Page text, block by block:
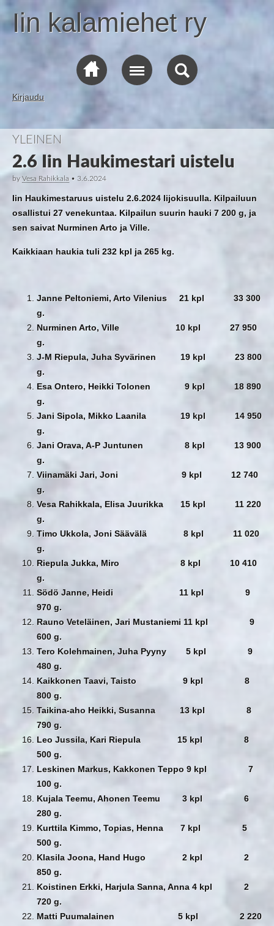
Iin kalamiehet ry
Kirjaudu
YLEINEN
2.6 Iin Haukimestari uistelu
by Vesa Rahikkala • 3.6.2024
Iin Haukimestaruus uistelu 2.6.2024 Iijokisuulla. Kilpailuun
osallistui 27 venekuntaa. Kilpailun suurin hauki 7 200 g, ja
sen saivat Nurminen Arto ja Ville.
Kaikkiaan haukia tuli 232 kpl ja 265 kg.
Janne Peltoniemi, Arto Vilenius 21 kpl 33 300
g.
Nurminen Arto, Ville 10 kpl 27 950
g.
J-M Riepula, Juha Syvärinen 19 kpl 23 800
g.
Esa Ontero, Heikki Tolonen 9 kpl 18 890
g.
Jani Sipola, Mikko Laanila 19 kpl 14 950
g.
Jani Orava, A-P Juntunen 8 kpl 13 900
g.
Viinamäki Jari, Joni 9 kpl 12 740
g.
Vesa Rahikkala, Elisa Juurikka 15 kpl 11 220
g.
Timo Ukkola, Joni Säävälä 8 kpl 11 020
g.
Riepula Jukka, Miro 8 kpl 10 410
g.
Södö Janne, Heidi 11 kpl 9
970 g.
Rauno Veteläinen, Jari Mustaniemi 11 kpl 9
600 g.
Tero Kolehmainen, Juha Pyyny 5 kpl 9
480 g.
Kaikkonen Taavi, Taisto 9 kpl 8
800 g.
Taikina-aho Heikki, Susanna 13 kpl 8
790 g.
Leo Jussila, Kari Riepula 15 kpl 8
500 g.
Leskinen Markus, Kakkonen Teppo 9 kpl 7
100 g.
Kujala Teemu, Ahonen Teemu 3 kpl 6
280 g.
Kurttila Kimmo, Topias, Henna 7 kpl 5
500 g.
Klasila Joona, Hand Hugo 2 kpl 2
850 g.
Koistinen Erkki, Harjula Sanna, Anna 4 kpl 2
720 g.
Matti Puumalainen 5 kpl 2 220